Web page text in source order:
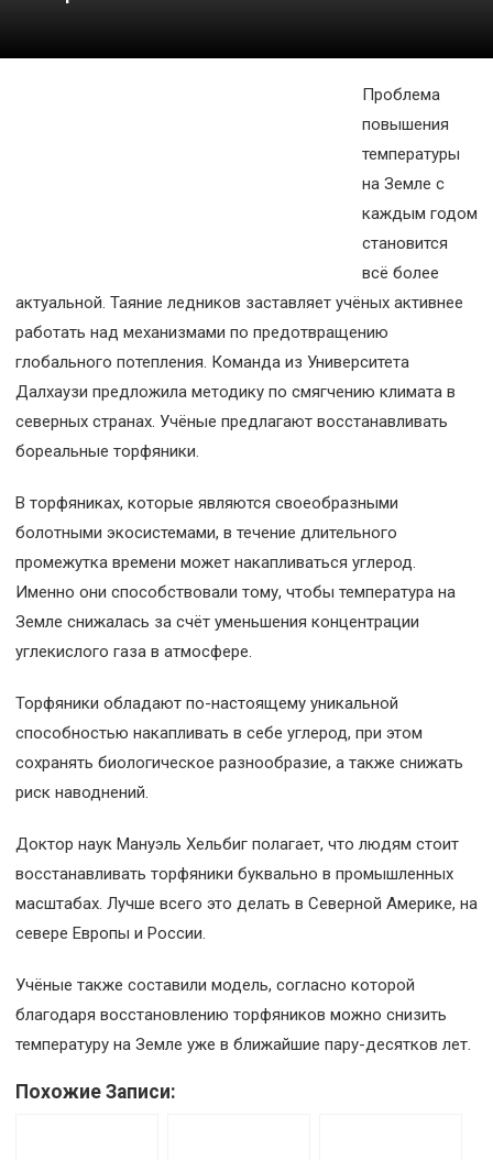
Космос
О
Проблема
повышения
температуры
на Земле с
каждым годом
становится
всё более
актуальной. Таяние ледников заставляет учёных активнее
работать над механизмами по предотвращению
глобального потепления. Команда из Университета
Далхаузи предложила методику по смягчению климата в
северных странах. Учёные предлагают восстанавливать
бореальные торфяники.
В торфяниках, которые являются своеобразными
болотными экосистемами, в течение длительного
промежутка времени может накапливаться углерод.
Именно они способствовали тому, чтобы температура на
Земле снижалась за счёт уменьшения концентрации
углекислого газа в атмосфере.
Торфяники обладают по-настоящему уникальной
способностью накапливать в себе углерод, при этом
сохранять биологическое разнообразие, а также снижать
риск наводнений.
Доктор наук Мануэль Хельбиг полагает, что людям стоит
восстанавливать торфяники буквально в промышленных
масштабах. Лучше всего это делать в Северной Америке, на
севере Европы и России.
Учёные также составили модель, согласно которой
благодаря восстановлению торфяников можно снизить
температуру на Земле уже в ближайшие пару-десятков лет.
Похожие Записи: